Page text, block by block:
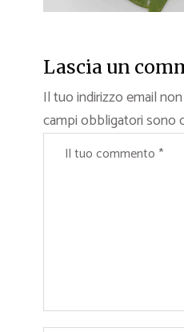
Lascia un
Il tuo indirizzo email
campi obbligatori sono